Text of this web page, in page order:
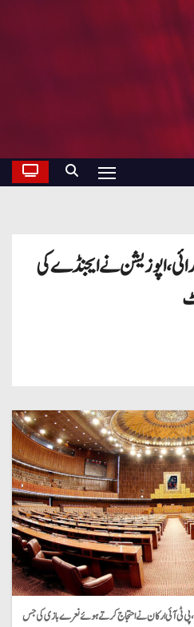
، اپوزیشن نے ایجنڈے کی
، پی ٹی آئی ارکان نے احتجاج کرتے ہوئے نعرے بازی کی جس